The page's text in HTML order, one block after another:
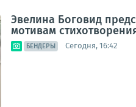
Эвелина Боговид
мотивам
БЕНДЕРЫ Сегодня, 16:42